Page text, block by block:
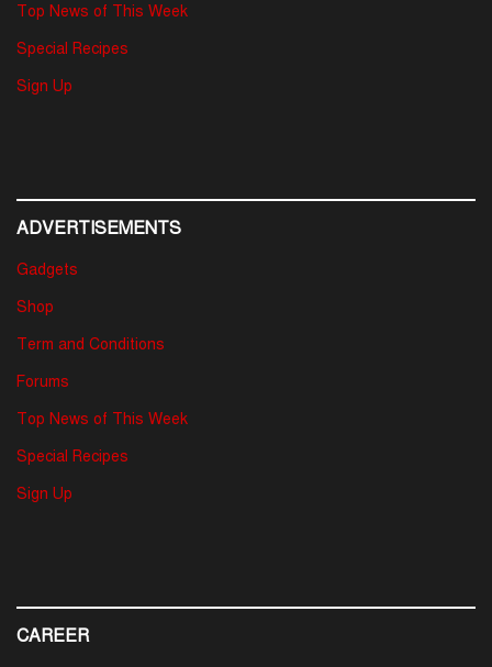
Top News of This Week
Special Recipes
Sign Up
ADVERTISEMENTS
Gadgets
Shop
Term and Conditions
Forums
Top News of This Week
Special Recipes
Sign Up
CAREER